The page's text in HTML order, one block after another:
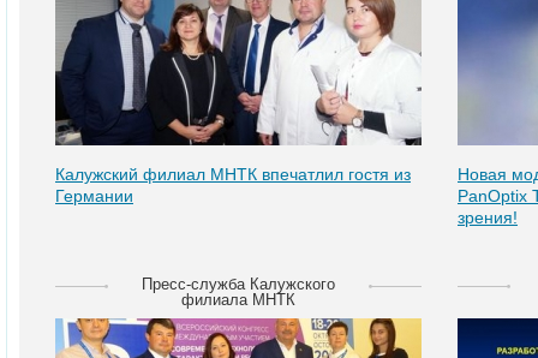
Калужский филиал МНТК впечатлил гостя из
Германии
Новая
PanOptix
зрения!
Пресс-служба Калужского
филиала МНТК